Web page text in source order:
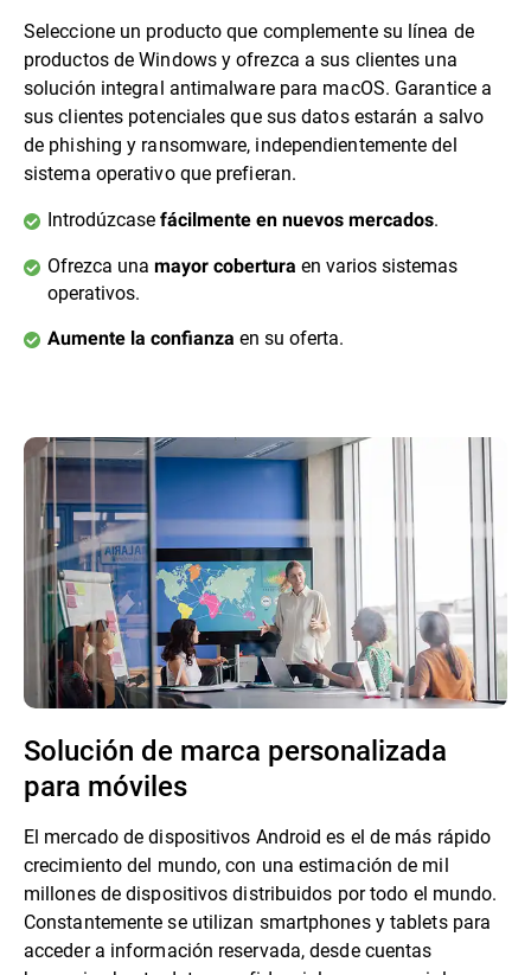
Seleccione un producto que complemente su línea de
productos de Windows y ofrezca a sus clientes una
solución integral antimalware para macOS. Garantice a
sus clientes potenciales que sus datos estarán a salvo
de phishing y ransomware, independientemente del
sistema operativo que prefieran.
Introdúzcase fácilmente en nuevos mercados.
Ofrezca una mayor cobertura en varios sistemas
operativos.
Aumente la confianza en su oferta.
Solución de marca personalizada
para móviles
El mercado de dispositivos Android es el de más rápido
crecimiento del mundo, con una estimación de mil
millones de dispositivos distribuidos por todo el mundo.
Constantemente se utilizan smartphones y tablets para
acceder a información reservada, desde cuentas